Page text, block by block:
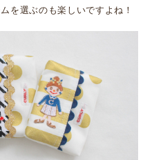
を選ぶのも楽しいですよね！